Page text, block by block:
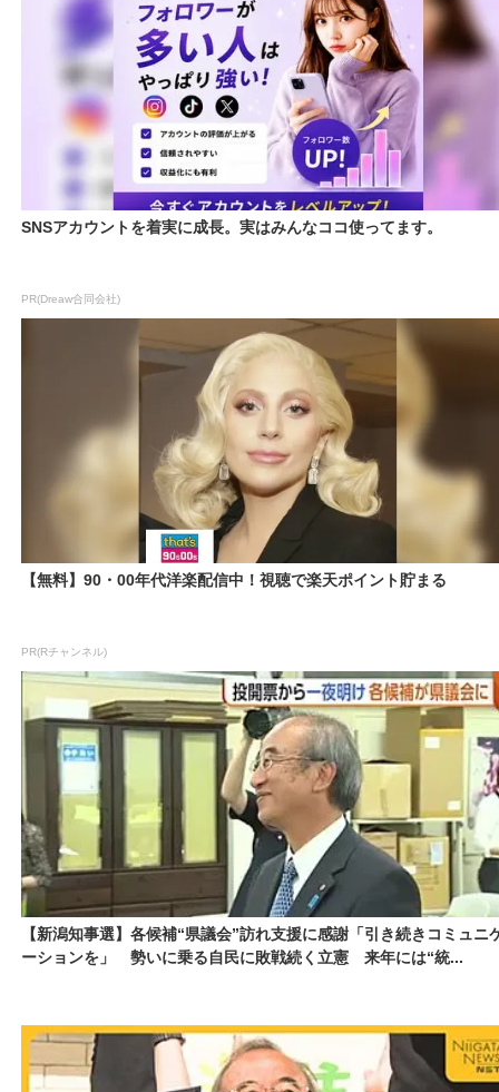
SNSアカウントを着実に成長。実はみんなココ使ってます。
PR(Dreaw合同会社)
【無料】90・00年代洋楽配信中！視聴で楽天ポイント貯まる
PR(Rチャンネル)
【新潟知事選】各候補“県議会”訪れ支援に感謝「引き続きコミュニ
ーションを」 勢いに乗る自民に敗戦続く立憲 来年には“統...